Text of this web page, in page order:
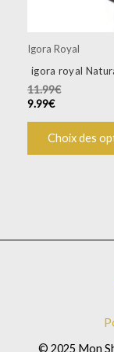
Igora Royal
igora royal
11.99€
9.99€
Choix des
© 2025 Mon